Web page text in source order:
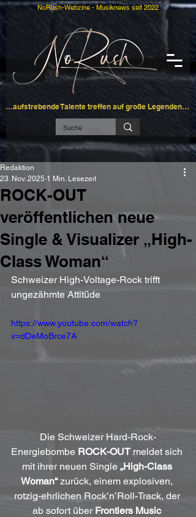
…aufstrebende Talente treffen auf große Legenden…
NoRush-Webzine - Musiknews seit 2022
ROCK-OUT
veröffentlichen neue
Single & Visualizer „High-
Class Woman“
Redaktion
23. Nov. 2025 1 Min. Lesezeit
Schweizer High-Voltage-Rock trifft
ungezähmte Attitüde
https://www.youtube.com/watch?
v=dDeMoBrce7A
Die Schweizer Hard-Rock-
Energiebombe ROCK-OUT meldet sich
mit ihrer neuen Single „High-Class
Woman“ zurück, einem explosiven,
rotzig-ehrlichen Rock’n’Roll-Track, der
ab sofort über Frontiers Music